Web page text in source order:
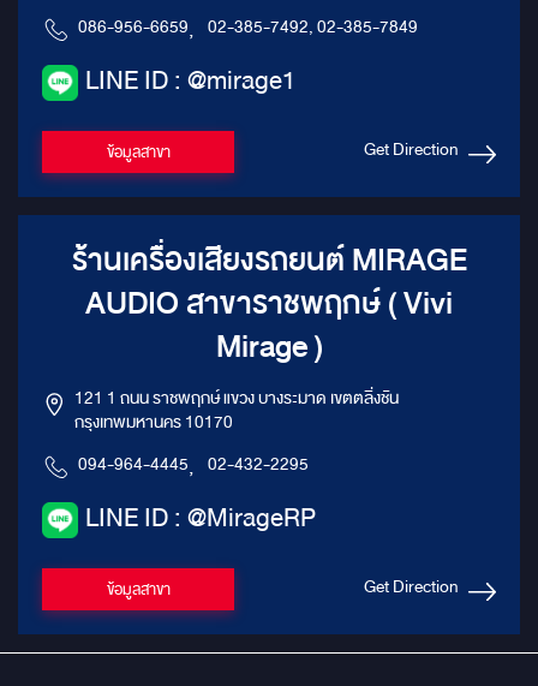
086-956-6659, 02-385-7492, 02-385-7849
LINE ID : @mirage1
ข้อมูลสาขา Get Direction
ร้านเครื่องเสียงรถยนต์ MIRAGE
AUDIO สาขาราชพฤกษ์ ( Vivi
Mirage )
121 1 ถนน ราชพฤกษ์ แขวง บางระมาด เขตตลิ่งชัน
กรุงเทพมหานคร 10170
094-964-4445, 02-432-2295
LINE ID : @MirageRP
ข้อมูลสาขา Get Direction